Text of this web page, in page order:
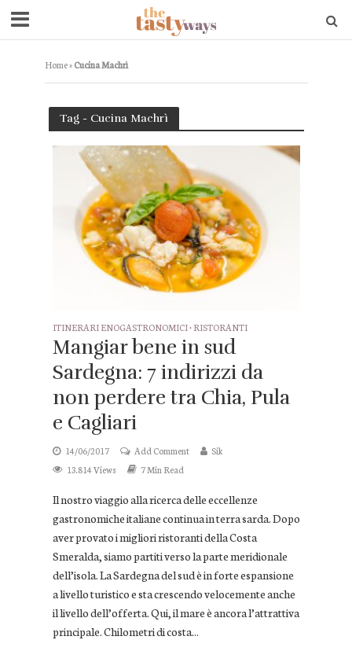
Home»Cucina Machrì
Tag - Cucina Machrì
ITINERARI ENOGASTRONOMICI• RISTORANTI
Mangiar bene in sud
Sardegna: 7 indirizzi da
non perdere tra Chia, Pula
e Cagliari
14/06/2017 Add Comment
Sik
13.814 Views
7 Min Read
Il nostro viaggio alla ricerca delle eccellenze
gastronomiche italiane continua in terra sarda. Dopo
aver provato i migliori ristoranti della Costa
Smeralda, siamo partiti verso la parte meridionale
dell’isola. La Sardegna del sud è in forte espansione
a livello turistico e sta crescendo velocemente anche
il livello dell’offerta. Qui, il mare è ancora l’attrattiva
principale. Chilometri di costa...